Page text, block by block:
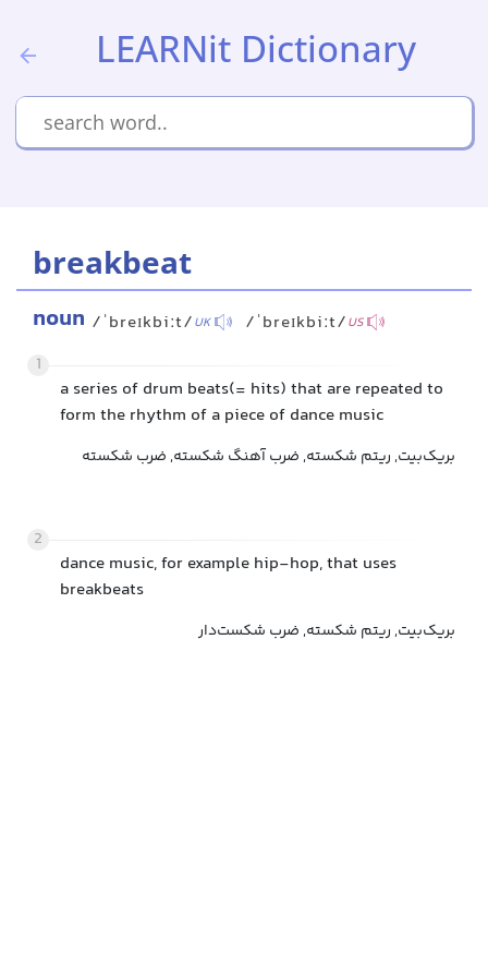
LEARNit Dictionary
breakbeat
noun /ˈbreɪkbiːt/UK /ˈbreɪkbiːt/US
1
a series of drum beats(= hits) that are repeated to
form the rhythm of a piece of dance music
بریک‌بیت, ریتم شکسته, ضرب آهنگ شکسته, ضرب شکسته
2
dance music, for example hip-hop, that uses
breakbeats
بریک‌بیت, ریتم شکسته, ضرب شکست‌دار